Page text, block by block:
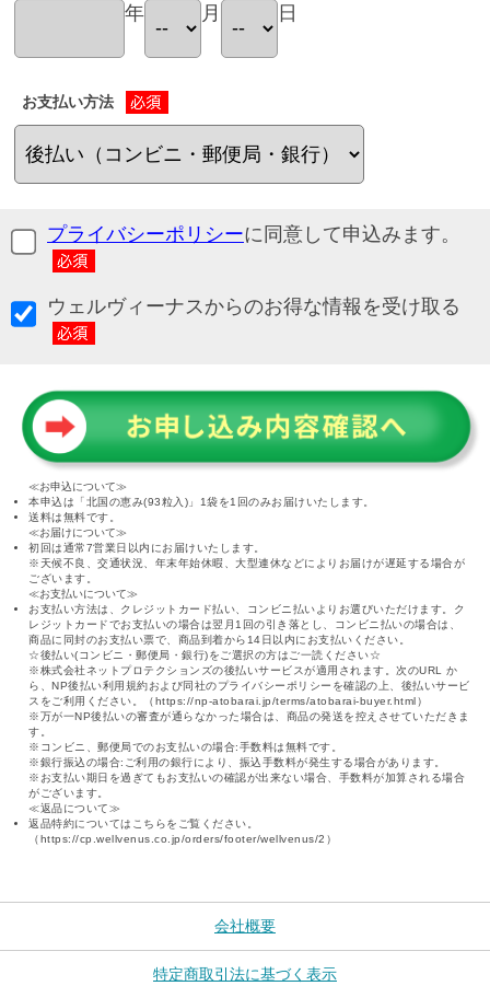
年 月 日
お支払い方法
プライバシーポリシーに同意して申込みます。
ウェルヴィーナスからのお得な情報を受け取る
≪お申込について≫
本申込は「北国の恵み(93粒入)」1袋を1回のみお届けいたします。
送料は無料です。
≪お届けについて≫
初回は通常7営業日以内にお届けいたします。
※天候不良、交通状況、年末年始休暇、大型連休などによりお届けが遅延する場合が
ございます。
≪お支払いについて≫
お支払い方法は、クレジットカード払い、コンビニ払いよりお選びいただけます。ク
レジットカードでお支払いの場合は翌月1回の引き落とし、コンビニ払いの場合は、
商品に同封のお支払い票で、商品到着から14日以内にお支払いください。
☆後払い(コンビニ・郵便局・銀行)をご選択の方はご一読ください☆
※株式会社ネットプロテクションズの後払いサービスが適用されます。次のURL か
ら、NP後払い利用規約および同社のプライバシーポリシーを確認の上、後払いサービ
スをご利用ください。（https://np-atobarai.jp/terms/atobarai-buyer.html）
※万が一NP後払いの審査が通らなかった場合は、商品の発送を控えさせていただきま
す。
※コンビニ、郵便局でのお支払いの場合:手数料は無料です。
※銀行振込の場合:ご利用の銀行により、振込手数料が発生する場合があります。
※お支払い期日を過ぎてもお支払いの確認が出来ない場合、手数料が加算される場合
がございます。
≪返品について≫
返品特約についてはこちらをご覧ください。
（https://cp.wellvenus.co.jp/orders/footer/wellvenus/2）
会社概要
特定商取引法に基づく表示